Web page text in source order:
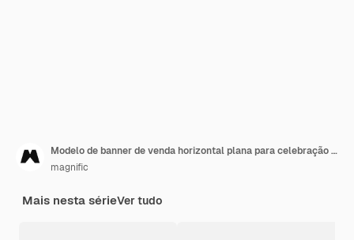
Modelo de banner de venda horizontal plana para celebração do dia mundial do livro
magnific
Mais nesta sérieVer tudo